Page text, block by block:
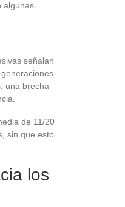
algunas
señalan
una brecha
de 11/20
sin que esto
los